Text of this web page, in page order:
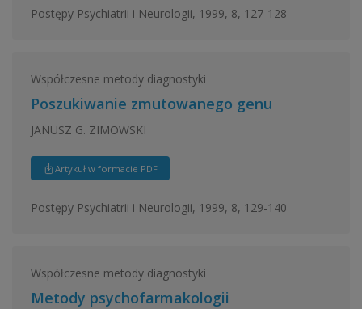
Postępy Psychiatrii i Neurologii, 1999, 8, 127-128
Współczesne metody diagnostyki
Poszukiwanie zmutowanego genu
JANUSZ G. ZIMOWSKI
Artykuł w formacie PDF
Postępy Psychiatrii i Neurologii, 1999, 8, 129-140
Współczesne metody diagnostyki
Metody psychofarmakologii